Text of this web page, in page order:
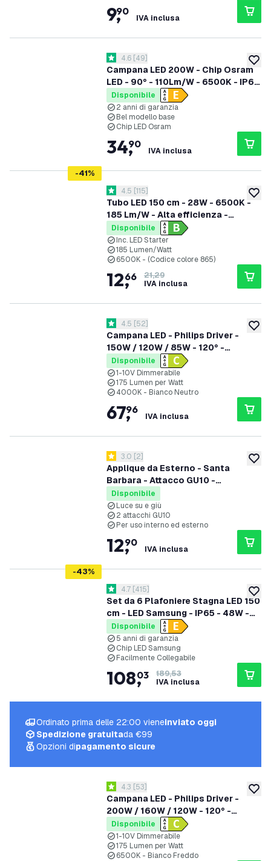
9,
90
IVA inclusa
Campana LED 200W - Chip Osram
LED - 90° - 110Lm/W - 6500K - IP65
- 2 anni di garanzia
apri il cassetto delle recensioni
4.6 stelle di valutazione
4.6 [49]
Disponibile
2 anni di garanzia
Bel modello base
Chip LED Osram
34,
90
IVA inclusa
-41%
Tubo LED 150 cm - 28W - 6500K -
185 Lm/W - Alta efficienza -
Etichetta energetica B
apri il cassetto delle recensioni
4.5 stelle di valutazione
4.5 [115]
Disponibile
Inc. LED Starter
185 Lumen/Watt
6500K - (Codice colore 865)
12,
66
21,29
IVA inclusa
Campana LED - Philips Driver -
150W / 120W / 85W - 120° -
175lm/W - 4000K - IP65 -
Dimmerabile - 5 anni di garanzia
apri il cassetto delle recensioni
4.5 stelle di valutazione
4.5 [52]
Disponibile
1-10V Dimmerabile
175 Lumen per Watt
4000K - Bianco Neutro
67,
96
IVA inclusa
Applique da Esterno - Santa
Barbara - Attacco GU10 -
Bidirezionale - Ruggine - Adatta per
Interni ed Esterni
apri il cassetto delle recensioni
3 stelle di valutazione
3.0 [2]
Disponibile
Luce su e giù
2 attacchi GU10
Per uso interno ed esterno
12,
90
IVA inclusa
-43%
Set da 6 Plafoniere Stagna LED 150
cm - LED Samsung - IP65 - 48W -
130 lm/W - 6500K - Collegabili -
garanzia 5 anni
apri il cassetto delle recensioni
4.7 stelle di valutazione
4.7 [415]
Disponibile
5 anni di garanzia
Chip LED Samsung
Facilmente Collegabile
108,
03
189,53
IVA inclusa
Campana LED - Philips Driver -
200W / 160W / 120W - 120° -
175lm/W - 6500K - IP65 -
Dimmerabile - 5 anni di garanzia
apri il cassetto delle recensioni
4.3 stelle di valutazione
4.3 [53]
Disponibile
1-10V Dimmerabile
175 Lumen per Watt
6500K - Bianco Freddo
Ordinato prima delle 22:00 vieneinviato oggi
Spedizione gratuitada €99
Opzioni dipagamento sicure